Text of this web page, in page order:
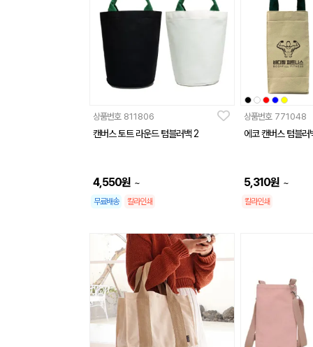
상품번호 811806
캔버스 토트 라운드 텀블러백 2
4,550원 ~
무료배송 칼라인쇄
상품번호 771048
에코 캔버스 텀블러
5,310원 ~
칼라인쇄